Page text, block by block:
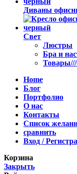
Диваны
Свет
Люстры
Бра и
Home
Блог
Портфолио
О нас
Контакты
Список
сравнить
Вход /
Корзина
Закрыть